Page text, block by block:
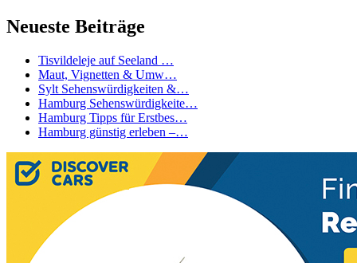
Neueste Beiträge
Tisvildeleje auf Seeland …
Maut, Vignetten & Umw…
Sylt Sehenswürdigkeiten &…
Hamburg Sehenswürdigkeite…
Hamburg Tipps für Erstbes…
Hamburg günstig erleben –…